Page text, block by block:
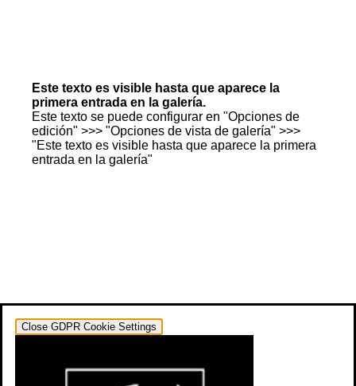
Este texto es visible hasta que aparece la
primera entrada en la galería.
Este texto se puede configurar en "Opciones de
edición" >>> "Opciones de vista de galería" >>>
"Este texto es visible hasta que aparece la primera
entrada en la galería"
Close GDPR Cookie Settings